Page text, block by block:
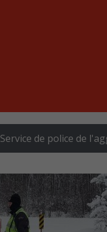
Service de police de